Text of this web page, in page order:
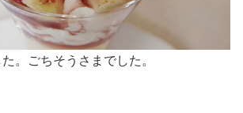
。ごちそうさまでした。